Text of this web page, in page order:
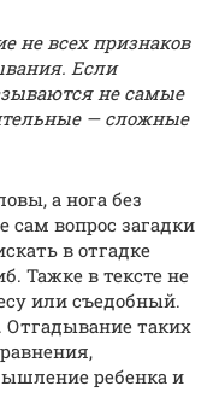
не всех признаков
Если
не самые
— сложные
а нога без
сам вопрос загадки
в отгадке
Тажке в тексте не
или съедобный.
Отгадывание таких
ребенка и